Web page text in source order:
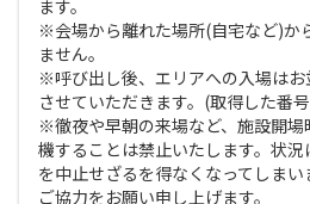
ます。
※会場から離れた場所(自宅など)か
ません。
※呼び出し後、エリアへの入場はお
させていただきます。(取得した番
※徹夜や早朝の来場など、施設開
機することは禁止いたします。状
を中止せざるを得なくなってしま
ご協力をお願い申し上げます。